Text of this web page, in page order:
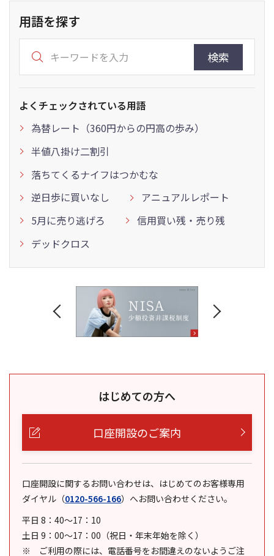
用語を探す
検索
よくチェックされている用語
為替レート（360円からの円高の歩み）
半値八掛け二割引
落ちてくるナイフはつかむな
逆日歩に買いなし
アニュアルレポート
5月に売り逃げろ
信用買い残・売り残
デッドクロス
はじめての方へ
口座開設のご案内
口座開設に関するお問い合わせは、はじめてのお客様専用
ダイヤル （0120-566-166） へお問い合わせください。
平日 8：40～17：10
土日 9：00～17：00（祝日・年末年始を除く）
ご利用の際には、電話番号をお間違えのないようご注